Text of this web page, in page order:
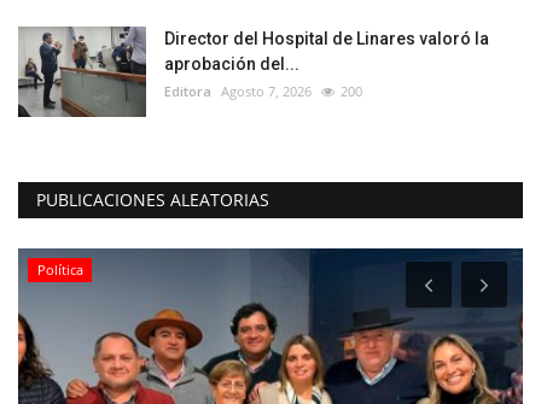
Director del Hospital de Linares valoró la
aprobación del...
Editora Agosto 7, 2026 200
PUBLICACIONES ALEATORIAS
Espectáculos